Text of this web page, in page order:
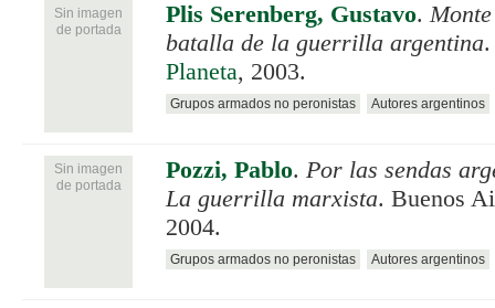
Sin imagen
de portada
Plis Serenberg, Gustavo.
batalla de la guerrilla argentina
Planeta, 2003.
Grupos armados no peronistas Autores argentinos
Sin imagen
de portada
Pozzi, Pablo. Por las sendas
La guerrilla marxista. Buenos
2004.
Grupos armados no peronistas Autores argentinos